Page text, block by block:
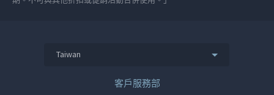
Taiwan
客戶服務部